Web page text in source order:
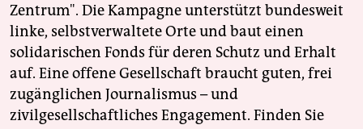
Zentrum". Die Kampagne unterstützt bundesweit
linke, selbstverwaltete Orte und baut einen
solidarischen Fonds für deren Schutz und Erhalt
auf. Eine offene Gesellschaft braucht guten, frei
zugänglichen Journalismus – und
zivilgesellschaftliches Engagement. Finden Sie